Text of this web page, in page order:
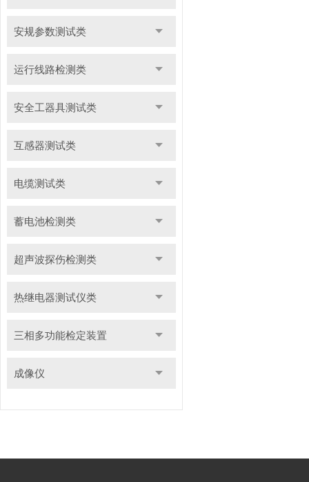
安规参数测试类
运行线路检测类
安全工器具测试类
互感器测试类
电缆测试类
蓄电池检测类
超声波探伤检测类
热继电器测试仪类
三相多功能检定装置
成像仪